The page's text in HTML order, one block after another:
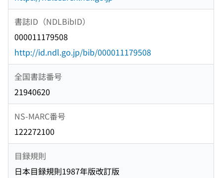
書誌ID（NDLBibID）
000011179508
http://id.ndl.go.jp/bib/000011179508
全国書誌番号
21940620
NS-MARC番号
122272100
目録規則
日本目録規則1987年版改訂版